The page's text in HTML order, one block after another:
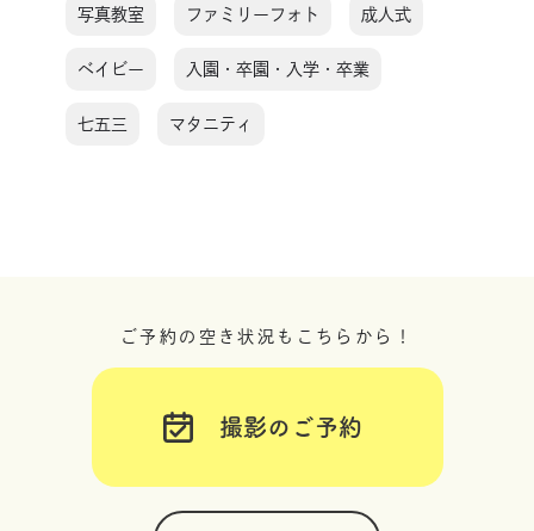
写真教室 ファミリーフォト 成人式
ベイビー 入園・卒園・入学・卒業
七五三 マタニティ
ご予約の空き状況もこちらから！
撮影のご予約